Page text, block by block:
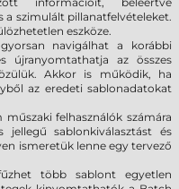
szimulált pillanatfelvételeket.
eszköze.
navigálhat a korábbi
újranyomtathatja az összes
Akkor is működik, ha
az eredeti sablonadatokat
műszaki felhasználók számára
sablonkiválasztást és
ismeretük lenne egy tervező
több sablont egyetlen